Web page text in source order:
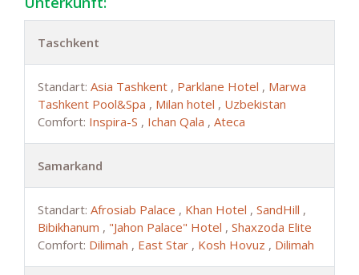
Taschkent
Standart: Asia Tashkent , Parklane Hotel , Marwa
Tashkent Pool&Spa , Milan hotel , Uzbekistan
Comfort: Inspira-S , Ichan Qala , Ateca
Samarkand
Standart: Afrosiab Palace , Khan Hotel , SandHill ,
Bibikhanum , "Jahon Palace" Hotel , Shaxzoda Elite
Comfort: Dilimah , East Star , Kosh Hovuz , Dilimah